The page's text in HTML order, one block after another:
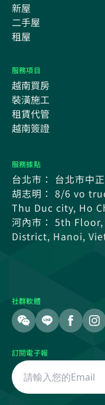
新屋
二手屋
租屋
服務項目
越南買房
裝潢施工
租賃代管
越南簽證
服務據點
台北市： 台北市中
胡志明： 8/6 vo
Thu Duc city, Ho
河內市： 5th
District, Hanoi,
社群軟體
訂閱電子報